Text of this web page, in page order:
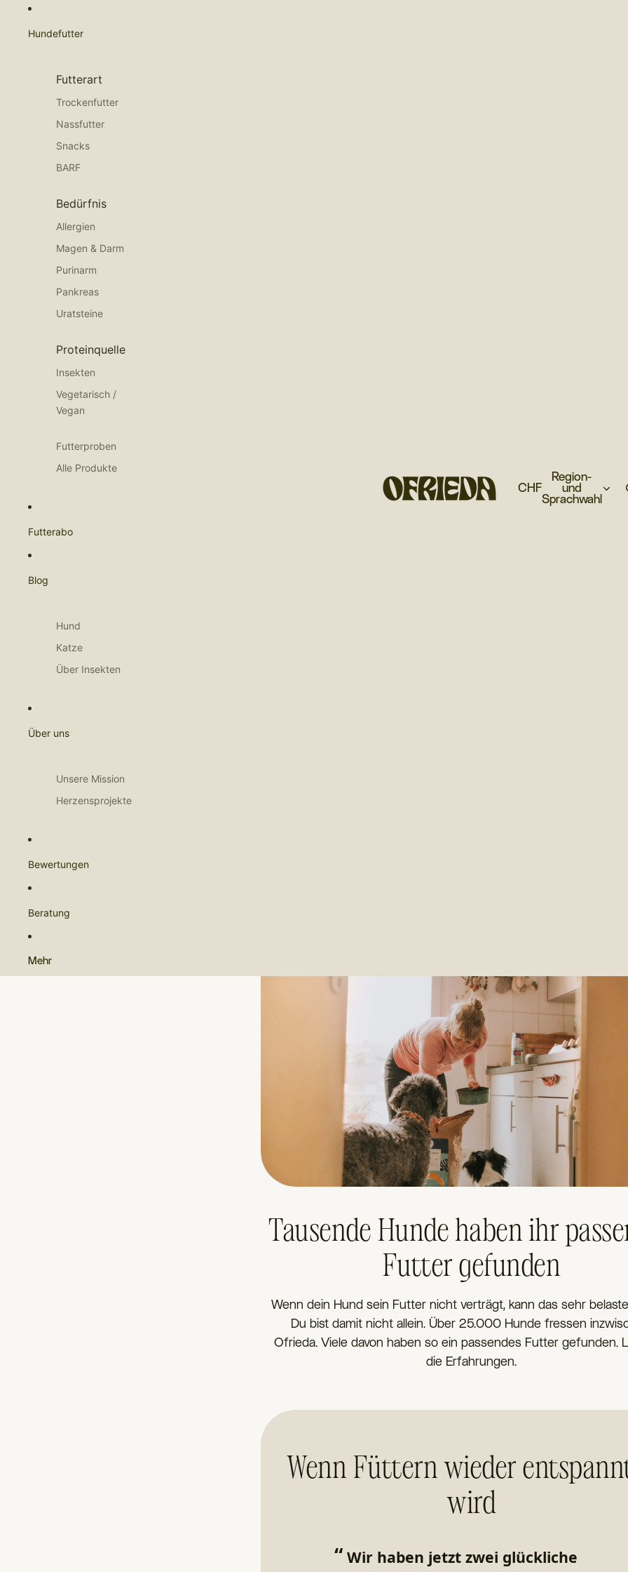
Hundefutter
Futterart
Trockenfutter
Nassfutter
Snacks
BARF
Bedürfnis
Allergien
Magen & Darm
Purinarm
Pankreas
Uratsteine
Proteinquelle
Insekten
Vegetarisch /
Vegan
Futterproben
Alle Produkte
Futterabo
Blog
Hund
Katze
Über Insekten
Über uns
Unsere Mission
Herzensprojekte
Bewertungen
Beratung
Mehr
CHF
Region-
und
Sprachwahl
Tausende Hunde haben ihr
Futter gefunden
Wenn dein Hund sein Futter nicht verträgt, kann das sehr
Du bist damit nicht allein. Über 25.000 Hunde fressen
Ofrieda. Viele davon haben so ein passendes Futter gefunden.
die Erfahrungen.
Wenn Füttern wieder
wird
“ Sie hat inzwischen wunderbar